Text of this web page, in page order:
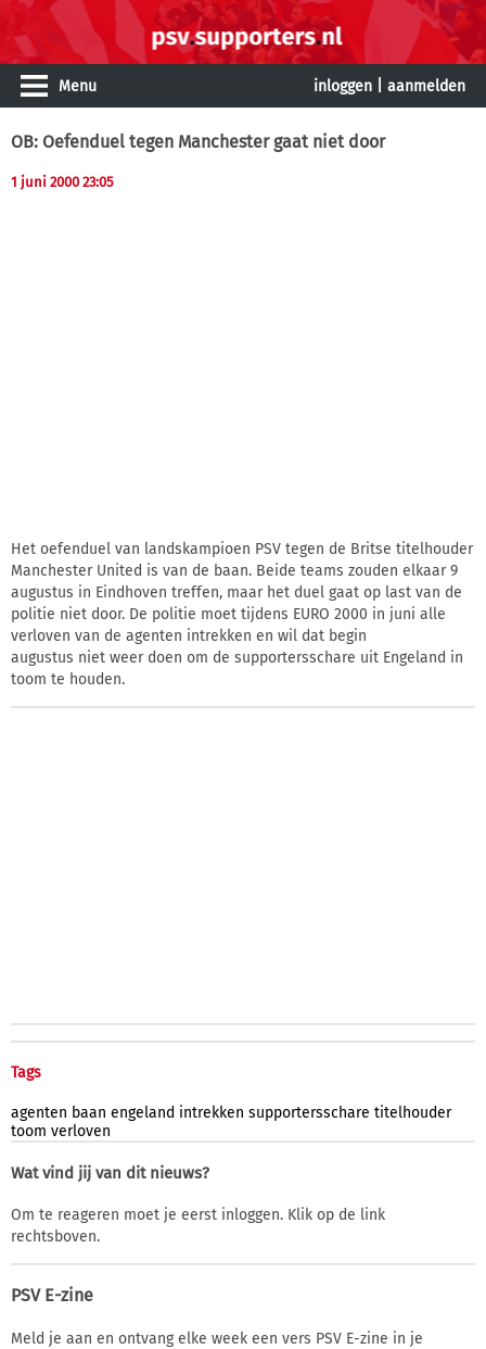
Menu inloggen aanmelden
OB: Oefenduel tegen Manchester gaat niet door
1 juni 2000 23:05
Het oefenduel van landskampioen PSV tegen de Britse titelhouder
Manchester United is van de baan. Beide teams zouden elkaar 9
augustus in Eindhoven treffen, maar het duel gaat op last van de
politie niet door. De politie moet tijdens EURO 2000 in juni alle
verloven van de agenten intrekken en wil dat begin
augustus niet weer doen om de supportersschare uit Engeland in
toom te houden.
Tags
agenten baan engeland intrekken supportersschare titelhouder
toom verloven
Wat vind jij van dit nieuws?
Om te reageren moet je eerst inloggen. Klik op de link
rechtsboven.
PSV E-zine
Meld je aan en ontvang elke week een vers PSV E-zine in je